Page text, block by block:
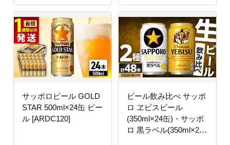
サッポロビール GOLD
STAR 500ml×24缶 ビー
ル [ARDC120]
ビール飲み比べ サッポ
ロ ヱビスビール
(350ml×24缶)・サッポ
ロ 黒ラベル(350ml×24